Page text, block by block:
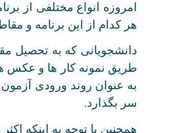
امروزه انواع مختلفی از
هر کدام از این برنامه و
دانشجویانی که به تحصیل
طریق نمونه کار ها و عکس
به عنوان روند ورودی
سر بگذارد.
همچنین با توجه به اینکه